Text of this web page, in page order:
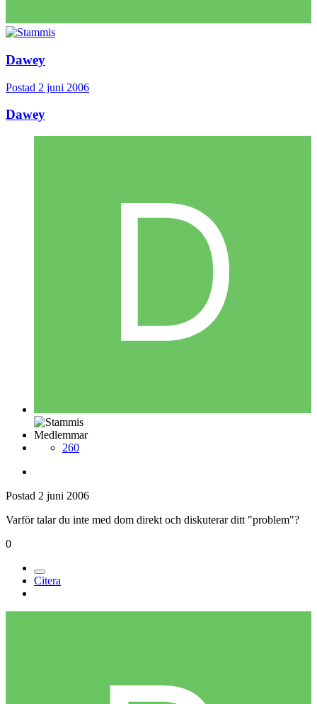
Dawey
Postad 2 juni 2006
Dawey
Medlemmar
260
Postad 2 juni 2006
Varför talar du inte med dom direkt och diskuterar ditt "problem"?
0
Citera